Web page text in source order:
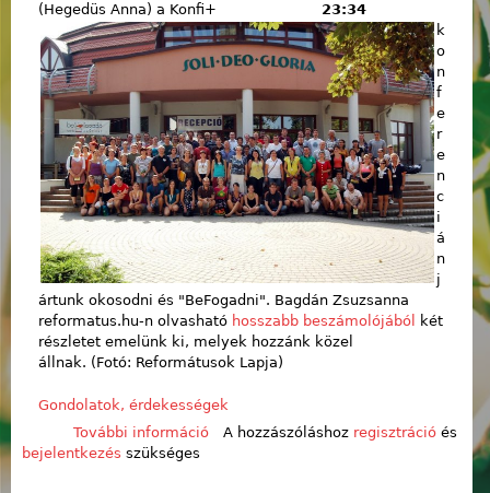
23:34
(Hegedüs Anna) a Konfi+
k
o
n
f
e
r
e
n
c
i
á
n
j
ártunk okosodni és "BeFogadni". Bagdán Zsuzsanna
reformatus.hu-n olvasható hosszabb beszámolójából
két
részletet emelünk ki, melyek hozzánk közel
állnak. (Fotó: Reformátusok Lapja)
Gondolatok, érdekességek
További információKonfi+ Szárszó + BeFogadó
A hozzászóláshoz regisztrációés
bejelentkezés szükséges